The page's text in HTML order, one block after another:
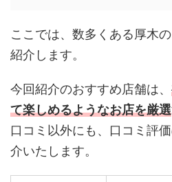
ここでは、数多くある厚木
紹介します。
今回紹介のおすすめ店舗は、
て楽しめるようなお店を厳選
口コミ以外にも、口コミ評
介いたします。